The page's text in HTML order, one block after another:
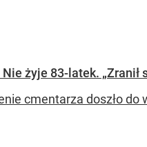
żyje 83-latek. „Zranił
cmentarza doszło do